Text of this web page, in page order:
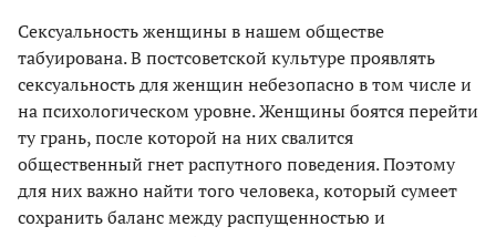
Сексуальность женщины в нашем обществе
табуирована. В постсоветской культуре проявлять
сексуальность для женщин небезопасно в том числе и
на психологическом уровне. Женщины боятся перейти
ту грань, после которой на них свалится
общественный гнет распутного поведения. Поэтому
для них важно найти того человека, который сумеет
сохранить баланс между распущенностью и